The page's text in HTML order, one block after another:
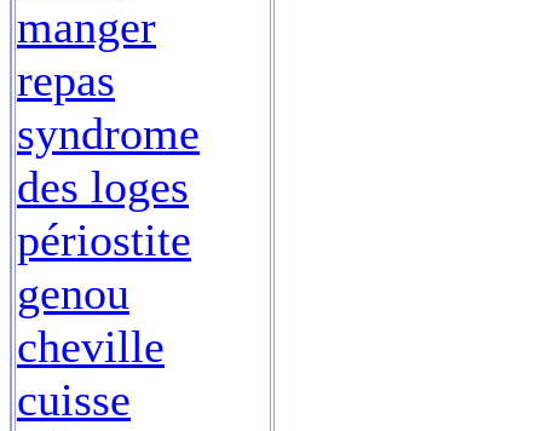
manger
repas
syndrome
des loges
périostite
genou
cheville
cuisse